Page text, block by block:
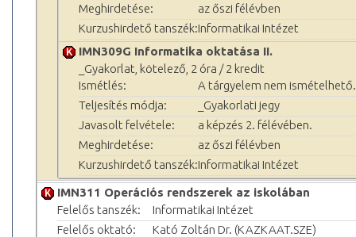
Meghirdetése:
az őszi félévben
Kurzushirdető tanszék:Informatikai Intézet
IMN309G Informatika oktatása II.
_Gyakorlat, kötelező, 2 óra / 2 kredit
Ismétlés:
A tárgyelem nem ismételhető.
Teljesítés módja:
_Gyakorlati jegy
Javasolt felvétele:
a képzés 2. félévében.
Meghirdetése:
az őszi félévben
Kurzushirdető tanszék:Informatikai Intézet
IMN311 Operációs rendszerek az iskolában
Felelős tanszék:
Informatikai Intézet
Felelős oktató:
Kató Zoltán Dr. (KAZKAAT.SZE)